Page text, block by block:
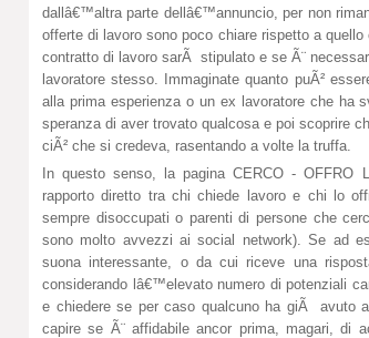
dallâ€™altra parte dellâ€™annuncio, per non
offerte di lavoro sono poco chiare rispetto a
contratto di lavoro sarÃ stipulato e se Ã¨
lavoratore stesso. Immaginate quanto puÃ²
alla prima esperienza o un ex lavoratore che ha
speranza di aver trovato qualcosa e poi scoprire
ciÃ² che si credeva, rasentando a volte la truffa.
In questo senso, la pagina CERCO - OFFRO
rapporto diretto tra chi chiede lavoro e chi lo
sempre disoccupati o parenti di persone che
sono molto avvezzi ai social network). Se ad
suona interessante, o da cui riceve una
considerando lâ€™elevato numero di potenziali
e chiedere se per caso qualcuno ha giÃ avuto
capire se Ã¨ affidabile ancor prima, magari, di